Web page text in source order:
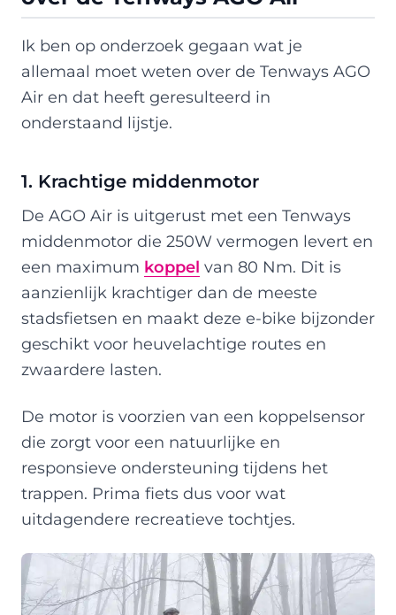
Ik ben op onderzoek gegaan wat je
allemaal moet weten over de Tenways AGO
Air en dat heeft geresulteerd in
onderstaand lijstje.
1. Krachtige middenmotor
De AGO Air is uitgerust met een Tenways
middenmotor die 250W vermogen levert en
een maximum koppel van 80 Nm. Dit is
aanzienlijk krachtiger dan de meeste
stadsfietsen en maakt deze e-bike bijzonder
geschikt voor heuvelachtige routes en
zwaardere lasten.
De motor is voorzien van een koppelsensor
die zorgt voor een natuurlijke en
responsieve ondersteuning tijdens het
trappen. Prima fiets dus voor wat
uitdagendere recreatieve tochtjes.